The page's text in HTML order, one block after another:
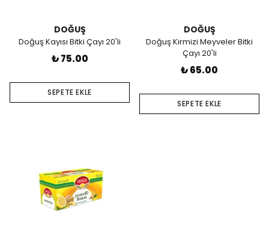
DOĞUŞ
Doğuş Kayısı Bitki Çayı 20'li
₺ 75.00
SEPETE EKLE
DOĞUŞ
Doğuş Kirmizi Meyveler Bitki
Çayı 20'li
₺ 65.00
SEPETE EKLE